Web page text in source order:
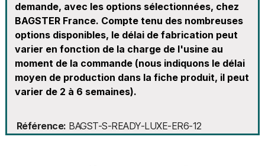
demande, avec les options sélectionnées, chez
BAGSTER France. Compte tenu des nombreuses
options disponibles, le délai de fabrication peut
varier en fonction de la charge de l'usine au
moment de la commande (nous indiquons le délai
moyen de production dans la fiche produit, il peut
varier de 2 à 6 semaines).
Référence BAGST-S-READY-LUXE-ER6-12